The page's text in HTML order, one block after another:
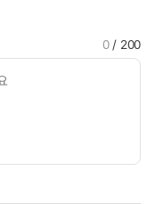
0/ 200